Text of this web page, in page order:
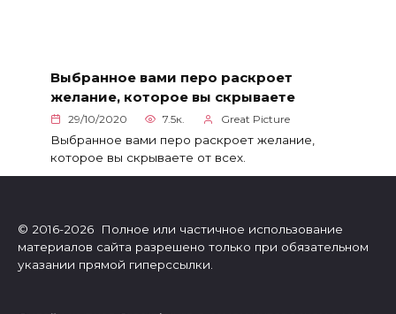
Выбранное вами перо раскроет
желание, которое вы скрываете
29/10/2020 7.5к. Great Picture
Выбранное вами перо раскроет желание,
которое вы скрываете от всех.
© 2016-2026 Полное или частичное использование
материалов сайта разрешено только при обязательном
указании прямой гиперссылки.